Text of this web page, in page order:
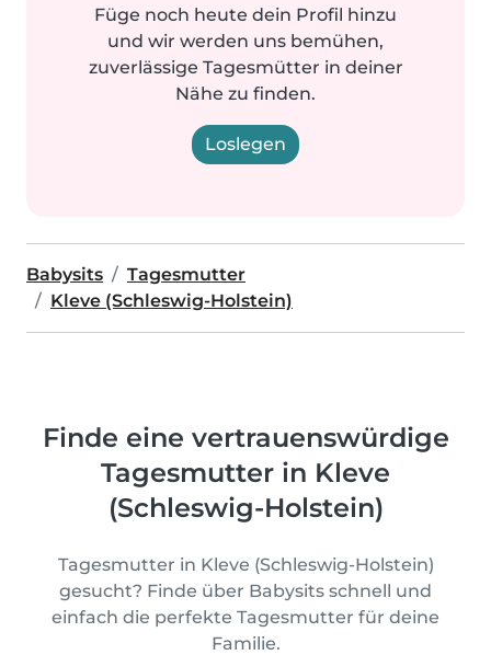
Füge noch heute dein Profil hinzu
und wir werden uns bemühen,
zuverlässige Tagesmütter in deiner
Nähe zu finden.
Loslegen
Babysits
Tagesmutter
Kleve (Schleswig-Holstein)
Finde eine vertrauenswürdige
Tagesmutter in Kleve
(Schleswig-Holstein)
Tagesmutter in Kleve (Schleswig-Holstein)
gesucht? Finde über Babysits schnell und
einfach die perfekte Tagesmutter für deine
Familie.